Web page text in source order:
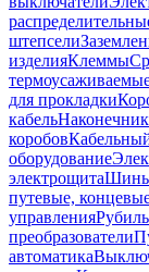
штепсели
изделияКлеммы
для прокладки
кабель
коробов
оборудование
электрощитаШины
путевые,
управления
преобразователи
автоматика